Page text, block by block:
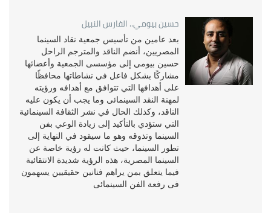
حسين بيومي.. الفارس النبيل
بعد عامين من تأسيس جمعية نقاد السينما
المصريين، أنضم الناقد والمترجم الراحل
حسين بيومي إلى مؤسسى الجمعية وأعضائها
مشاركًا بشكل فاعل في نشاطاتها محافظًا
على أهدافها التي تتوافق مع أهدافه ورؤيته
لمهنة النقد السينمائى وما يجب أن يكون عليه
الناقد، وكذلك الحال في نشر الثقافة السينمائية
التي ستؤدي بالتأكيد إلى زيادة الوعي بفن
السينما وتذوقه وهو ما سيقود في النهاية إلى
تطور السينما، حيث كانت له رؤية خاصة عن
السينما المصرية، هذه الرؤية شديدة الانتقائية
فيما يتعلق بمن يراهم فنانين حقيقيين يسهمون
فى رفعة الفن السينمائى